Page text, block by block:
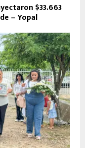
$33.663
– Yopal